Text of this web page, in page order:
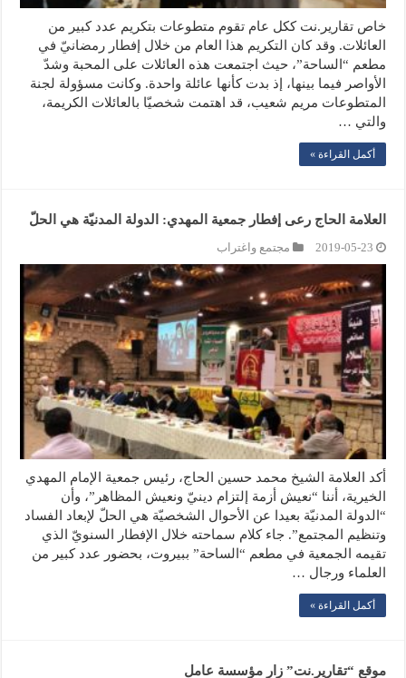
خاص تقارير.نت ككل عام تقوم متطوعات بتكريم عدد كبير من
العائلات. وقد كان التكريم هذا العام من خلال إفطار رمضانيّ في
مطعم “الساحة”، حيث اجتمعت هذه العائلات على المحبة وشدّ
الأواصر فيما بينها، إذ بدت كأنها عائلة واحدة. وكانت مسؤولة لجنة
المتطوعات مريم شعيب، قد اهتمت شخصيّا بالعائلات الكريمة،
والتي …
أكمل القراءة »
العلامة الحاج رعى إفطار جمعية المهدي: الدولة المدنيّة هي الحلّ
2019-05-23 مجتمع واغتراب
أكد العلامة الشيخ محمد حسين الحاج، رئيس جمعية الإمام المهدي
الخيرية، أننا “نعيش أزمة إلتزام دينيّ ونعيش المظاهر”، وأن
“الدولة المدنيّة بعيدا عن الأحوال الشخصيّة هي الحلّ لإبعاد الفساد
وتنظيم المجتمع”. جاء كلام سماحته خلال الإفطار السنويّ الذي
تقيمه الجمعية في مطعم “الساحة” ببيروت، بحضور عدد كبير من
العلماء ورجال …
أكمل القراءة »
موقع “تقارير.نت” زار مؤسسة عامل